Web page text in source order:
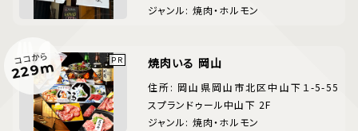
ジャンル: 焼肉・ホルモン
ココから
229m 焼肉いる 岡山
住所: 岡山県岡山市北区中山下１-5-55
スプランドゥール中山下 2F
ジャンル: 焼肉・ホルモン